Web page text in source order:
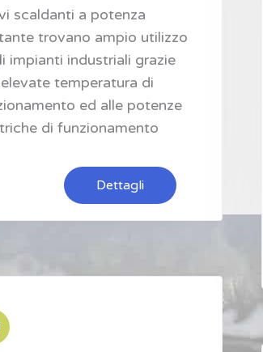
scaldanti a potenza
trovano ampio utilizzo
impianti industriali grazie
temperatura di
ed alle potenze
di funzionamento
Dettagli